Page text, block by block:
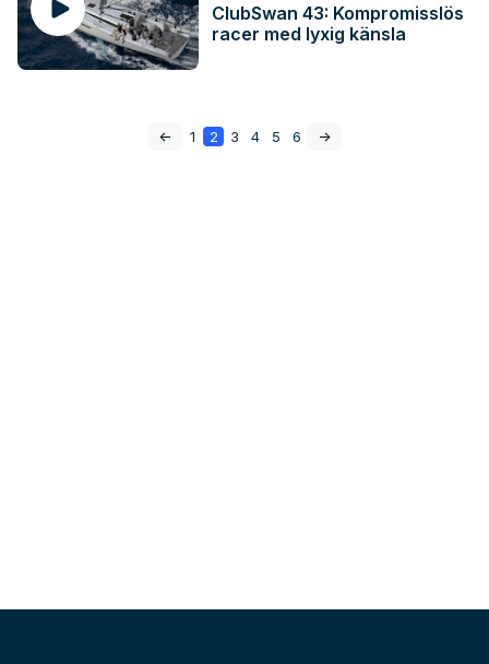
ClubSwan 43: Kompromisslös
racer med lyxig känsla
<- 1 2 3 4 5 6 ->